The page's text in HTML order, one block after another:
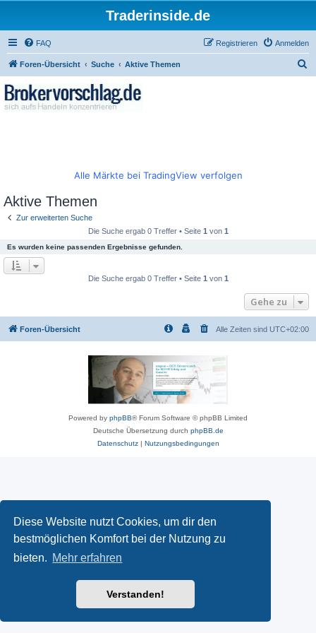
Diese Website nutzt Cookies, um dir den
bestmöglichen Komfort bei der Nutzung zu
bieten. Mehr erfahren
Verstanden!
Traderinside.de
FAQ Anmelden
Registrieren
Foren-Übersicht Suche Aktive Themen
Alle Märkte bei TradingView verfolgen
Aktive Themen
Zur erweiterten Suche
Die Suche ergab 0 Treffer • Seite 1 von 1
Es wurden keine passenden Ergebnisse gefunden.
Die Suche ergab 0 Treffer • Seite 1 von 1
Gehe zu
Foren-Übersicht Alle Zeiten sind UTC+02:00
Powered by phpBB® Forum Software © phpBB Limited
Deutsche Übersetzung durch phpBB.de
Datenschutz| Nutzungsbedingungen